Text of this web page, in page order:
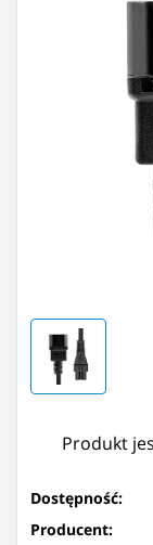
Produkt
Dostępność:
Producent: